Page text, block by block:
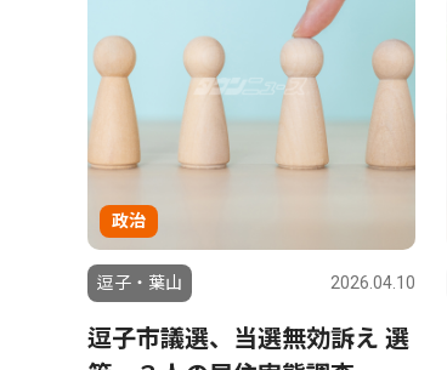
政治
逗子・葉山 2026.04.10
逗子市議選、当選無効訴え 選